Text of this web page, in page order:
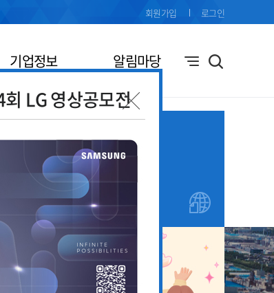
기업정보 알림마당
회원가입 로그인
LG 영상공모전
창업지원
안내